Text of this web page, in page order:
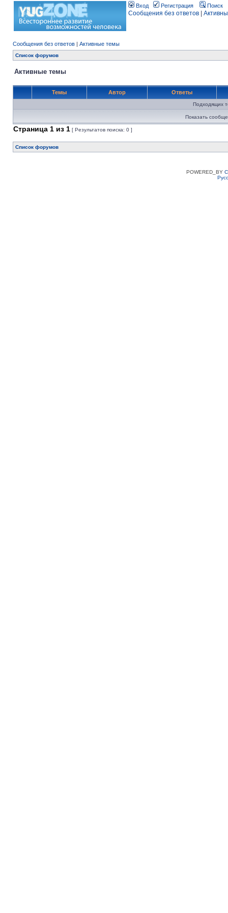
Вход Регистрация Поиск
Сообщения без ответов
Сообщения без ответов | Активные темы
Список форумов
Активные темы
Темы Автор Ответы
Подходящих
Показать
Страница 1 из 1 [ Результатов поиска: 0 ]
Список форумов
POWERED_BY